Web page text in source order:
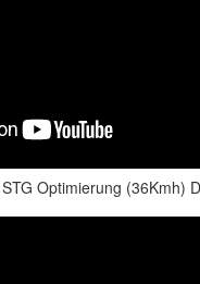
Optimierung (36Kmh)